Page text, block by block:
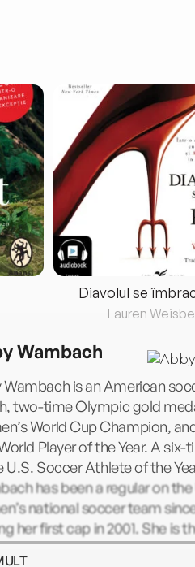
Diavolul se
Lauren
Wambach
Wambach is an American
two-time Olympic gold
World Cup Champion,
Player of the Year. A six-
U.S. Soccer Athlete of the
has been a regular on the
national soccer team
her first cap in 2001. She is
scorer for the national